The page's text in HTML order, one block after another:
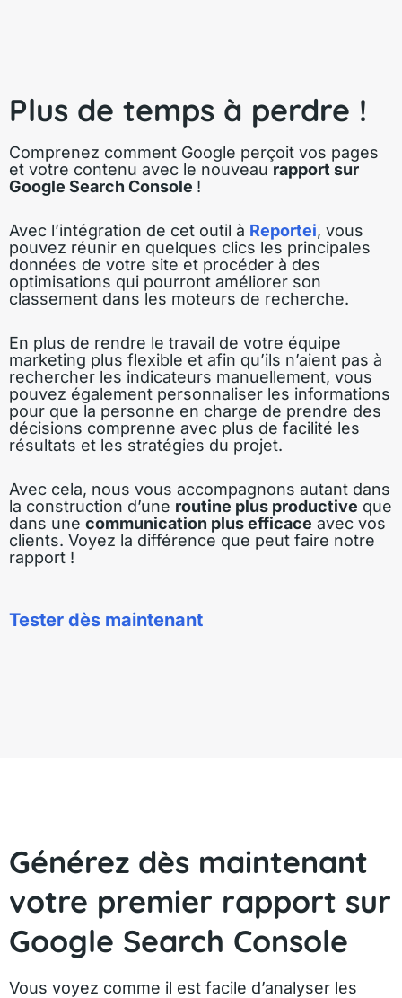
Plus de temps à perdre !
Comprenez comment Google perçoit vos pages
et votre contenu avec le nouveau rapport sur
Google Search Console !
Avec l’intégration de cet outil à Reportei, vous
pouvez réunir en quelques clics les principales
données de votre site et procéder à des
optimisations qui pourront améliorer son
classement dans les moteurs de recherche.
En plus de rendre le travail de votre équipe
marketing plus flexible et afin qu’ils n’aient pas à
rechercher les indicateurs manuellement, vous
pouvez également personnaliser les informations
pour que la personne en charge de prendre des
décisions comprenne avec plus de facilité les
résultats et les stratégies du projet.
Avec cela, nous vous accompagnons autant dans
la construction d’une routine plus productive que
dans une communication plus efficace avec vos
clients. Voyez la différence que peut faire notre
rapport !
Tester dès maintenant
Générez dès maintenant
votre premier rapport sur
Google Search Console
Vous voyez comme il est facile d’analyser les